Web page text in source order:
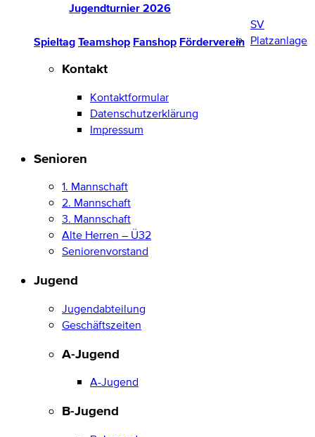
Jugendturnier 2026
Spieltag Teamshop Fanshop Förderverein
SV
Platzanlage
Kontakt
Kontaktformular
Datenschutzerklärung
Impressum
Senioren
1. Mannschaft
2. Mannschaft
3. Mannschaft
Alte Herren – Ü32
Seniorenvorstand
Jugend
Jugendabteilung
Geschäftszeiten
A-Jugend
A-Jugend
B-Jugend